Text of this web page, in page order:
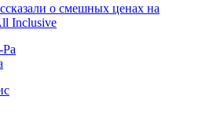
о смешных ценах на
Inclusive